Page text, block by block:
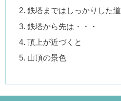
鉄塔まではしっかりした道
鉄塔から先は・・・
頂上が近づくと
山頂の景色